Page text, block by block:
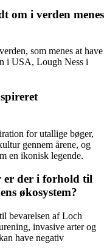
om i verden menes
som menes at have
i USA, Lough Ness i
for utallige bøger,
gennem årene, og
en ikonisk legende.
er der i forhold til
økosystem?
bevarelsen af Loch
invasive arter og
have negativ